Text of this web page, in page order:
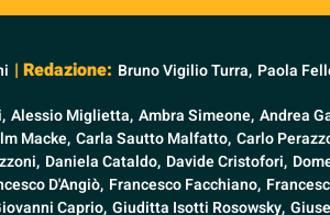
| Redazione: Bruno Vigilio Turra, Paola
Alessio Miglietta, Ambra Simeone, Andrea
Macke, Carla Sautto Malfatto, Carlo
Daniela Cataldo, Davide Cristofori,
D'Angiò, Francesco Facchiano,
Caprio, Giuditta Isotti Rosowsky,